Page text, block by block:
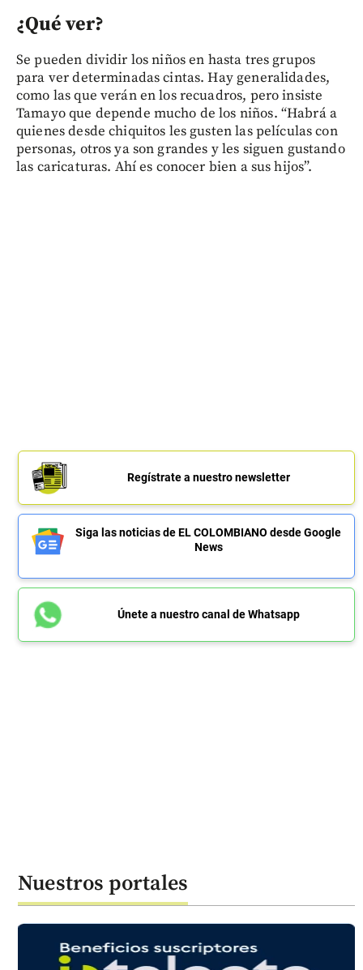
¿Qué ver?
Se pueden dividir los niños en hasta tres grupos
para ver determinadas cintas. Hay generalidades,
como las que verán en los recuadros, pero insiste
Tamayo que depende mucho de los niños. “Habrá a
quienes desde chiquitos les gusten las películas con
personas, otros ya son grandes y les siguen gustando
las caricaturas. Ahí es conocer bien a sus hijos”.
Regístrate a nuestro newsletter
Siga las noticias de EL COLOMBIANO desde Google
News
Únete a nuestro canal de Whatsapp
Nuestros portales